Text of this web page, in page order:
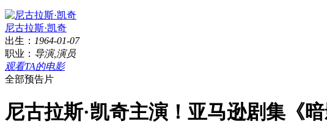
尼古拉斯·凯奇
出生： 1964-01-07
职业： 导演,演员
观看TA的电影
全部预告片
尼古拉斯·凯奇主演！亚马逊剧集《